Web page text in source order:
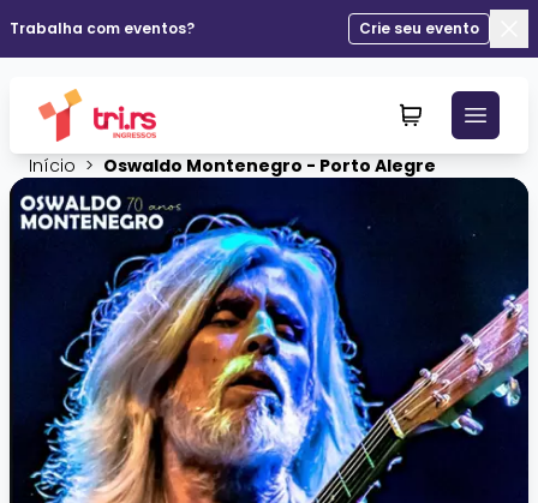
Trabalha com eventos?
Crie seu evento
Início > Oswaldo Montenegro - Porto Alegre